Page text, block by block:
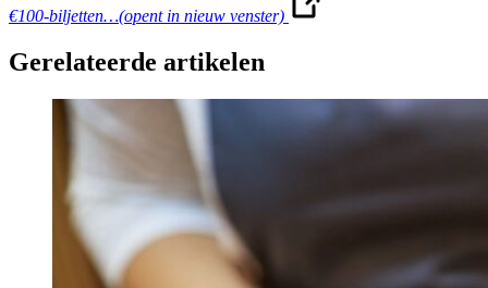
€100-biljetten…(opent in nieuw venster)
Gerelateerde artikelen